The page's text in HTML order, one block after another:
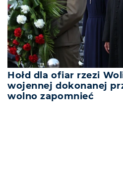
Hołd dla ofiar rzezi
wojennej dokonanej
wolno zapomnieć